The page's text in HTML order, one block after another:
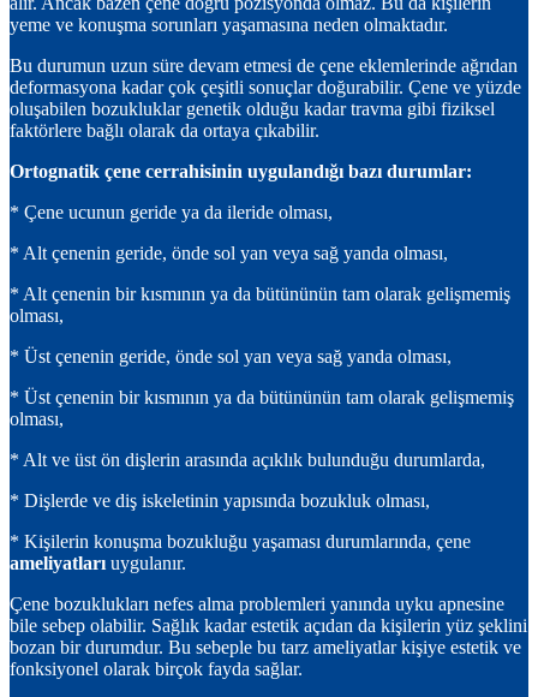
yeme ve konuşma sorunları yaşamasına neden olmaktadır.
Bu durumun uzun süre devam etmesi de çene eklemlerinde ağrıdan
deformasyona kadar çok çeşitli sonuçlar doğurabilir. Çene ve yüzde
oluşabilen bozukluklar genetik olduğu kadar travma gibi fiziksel
faktörlere bağlı olarak da ortaya çıkabilir.
Ortognatik çene cerrahisinin uygulandığı bazı durumlar:
* Çene ucunun geride ya da ileride olması,
* Alt çenenin geride, önde sol yan veya sağ yanda olması,
* Alt çenenin bir kısmının ya da bütününün tam olarak gelişmemiş
olması,
* Üst çenenin geride, önde sol yan veya sağ yanda olması,
* Üst çenenin bir kısmının ya da bütününün tam olarak gelişmemiş
olması,
* Alt ve üst ön dişlerin arasında açıklık bulunduğu durumlarda,
* Dişlerde ve diş iskeletinin yapısında bozukluk olması,
* Kişilerin konuşma bozukluğu yaşaması durumlarında, çene
ameliyatları uygulanır.
Çene bozuklukları nefes alma problemleri yanında uyku apnesine
bile sebep olabilir. Sağlık kadar estetik açıdan da kişilerin yüz şeklini
bozan bir durumdur. Bu sebeple bu tarz ameliyatlar kişiye estetik ve
fonksiyonel olarak birçok fayda sağlar.